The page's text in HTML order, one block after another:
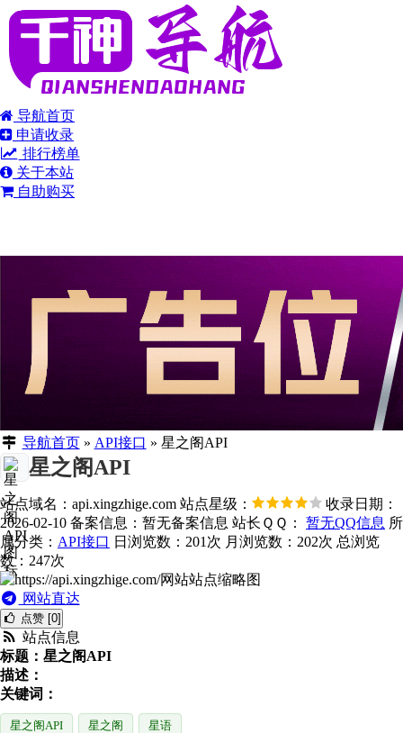
导航首页
申请收录
排行榜单
关于本站
自助购买
导航首页» API接口 » 星之阁API
星之阁API
站点域名：api.xingzhige.com 站点星级：
收录日期：
2026-02-10 备案信息： 暂无备案信息 站长ＱＱ： 暂无QQ信息 所
属分类： API接口 日浏览数：201次 月浏览数：202次 总浏览
数：247次
网站直达
点赞 [0]
站点信息
标题：星之阁API
描述：
关键词：
星之阁API 星之阁 星语